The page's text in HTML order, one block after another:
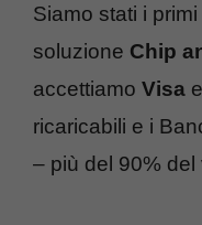
Siamo stati i
soluzione Chip
accettiamo Visa
ricaricabili e i
– più del 90%